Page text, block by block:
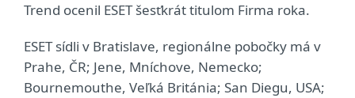
Trend ocenil ESET šesťkrát titulom Firma roka.
ESET sídli v Bratislave, regionálne pobočky má v
Prahe, ČR; Jene, Mníchove, Nemecko;
Bournemouthe, Veľká Británia; San Diegu, USA;